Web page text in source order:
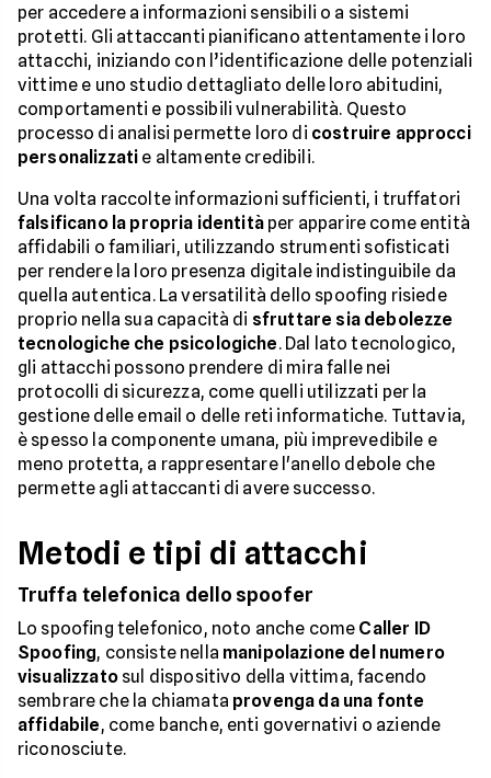
per accedere a informazioni sensibili o a sistemi
protetti. Gli attaccanti pianificano attentamente i loro
attacchi, iniziando con l’identificazione delle potenziali
vittime e uno studio dettagliato delle loro abitudini,
comportamenti e possibili vulnerabilità. Questo
processo di analisi permette loro di costruire approcci
personalizzati e altamente credibili.
Una volta raccolte informazioni sufficienti, i truffatori
falsificano la propria identitàper apparire come entità
affidabili o familiari, utilizzando strumenti sofisticati
per rendere la loro presenza digitale indistinguibile da
quella autentica. La versatilità dello spoofing risiede
proprio nella sua capacità di sfruttare sia debolezze
tecnologiche che psicologiche. Dal lato tecnologico,
gli attacchi possono prendere di mira falle nei
protocolli di sicurezza, come quelli utilizzati per la
gestione delle email o delle reti informatiche. Tuttavia,
è spesso la componente umana, più imprevedibile e
meno protetta, a rappresentare l'anello debole che
permette agli attaccanti di avere successo.
Metodi e tipi di attacchi
Truffa telefonica dello spoofer
Lo spoofing telefonico, noto anche come Caller ID
Spoofing, consiste nella manipolazione del numero
visualizzatosul dispositivo della vittima, facendo
sembrare che la chiamata provenga da una fonte
affidabile, come banche, enti governativi o aziende
riconosciute.